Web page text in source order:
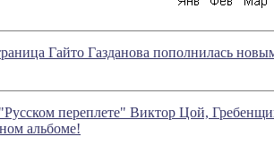
Гайто Газданова пополнилась
переплете" Виктор Цой,
альбоме!